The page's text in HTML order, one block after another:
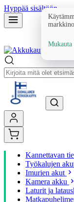
Hyppää sisältöön
Kannettavan
Työkalujen
Imurien akut
Kamera akku
Laturit ja
Mukauta